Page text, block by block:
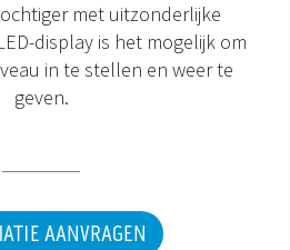
met uitzonderlijke
display is het mogelijk om
in te stellen en weer te
geven.
AANVRAGEN